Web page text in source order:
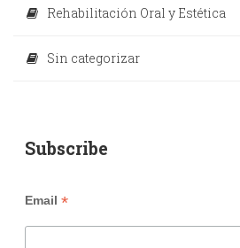
Rehabilitación Oral y Estética
Sin categorizar
Subscribe
Email *